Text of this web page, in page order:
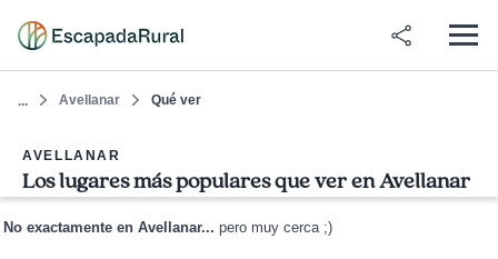
... Avellanar Qué ver
AVELLANAR
Los lugares más populares que ver en Avellanar
No exactamente en Avellanar... pero muy cerca ;)